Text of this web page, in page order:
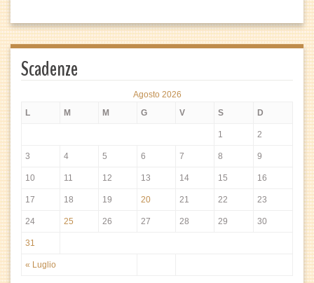
Scadenze
Agosto 2026
L
M M G V S D
« Luglio
1 2
3 4 5 6 7 8 9
10 11 12 13 14 15 16
17 18 19 20 21 22 23
24 25 26 27 28 29 30
31